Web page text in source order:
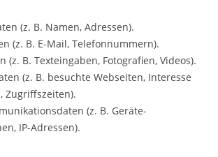
(z. B. Namen, Adressen).
(z. B. E-Mail, Telefonnummern).
(z. B. Texteingaben, Fotografien, Videos).
(z. B. besuchte Webseiten, Interesse
Zugriffszeiten).
(z. B. Geräte-
IP-Adressen).